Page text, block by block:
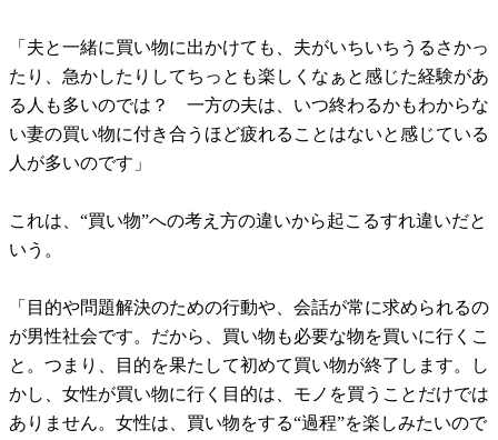
「夫と一緒に買い物に出かけても、夫がいちいちうるさかっ
たり、急かしたりしてちっとも楽しくなぁと感じた経験があ
る人も多いのでは？ 一方の夫は、いつ終わるかもわからな
い妻の買い物に付き合うほど疲れることはないと感じている
人が多いのです」
これは、“買い物”への考え方の違いから起こるすれ違いだと
いう。
「目的や問題解決のための行動や、会話が常に求められるの
が男性社会です。だから、買い物も必要な物を買いに行くこ
と。つまり、目的を果たして初めて買い物が終了します。し
かし、女性が買い物に行く目的は、モノを買うことだけでは
ありません。女性は、買い物をする“過程”を楽しみたいので